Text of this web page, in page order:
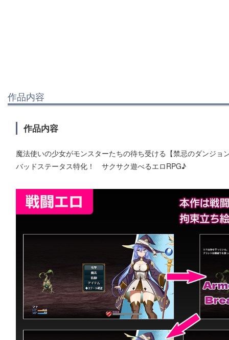
作品内容
作品内容
魔法使いの少女がモンスターたちの待ち受ける【禁忌のダンジョ
バッドステータス特化！ サクサク遊べるエロRPG♪